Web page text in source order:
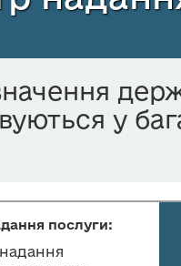
у
послуги: